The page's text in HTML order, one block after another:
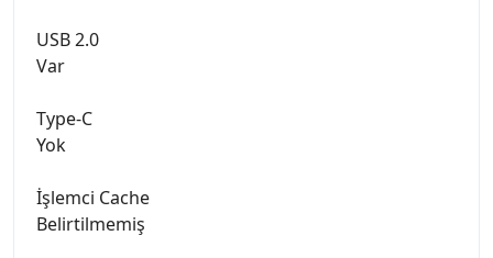
USB 2.0
Var
Type-C
Yok
İşlemci Cache
Belirtilmemiş